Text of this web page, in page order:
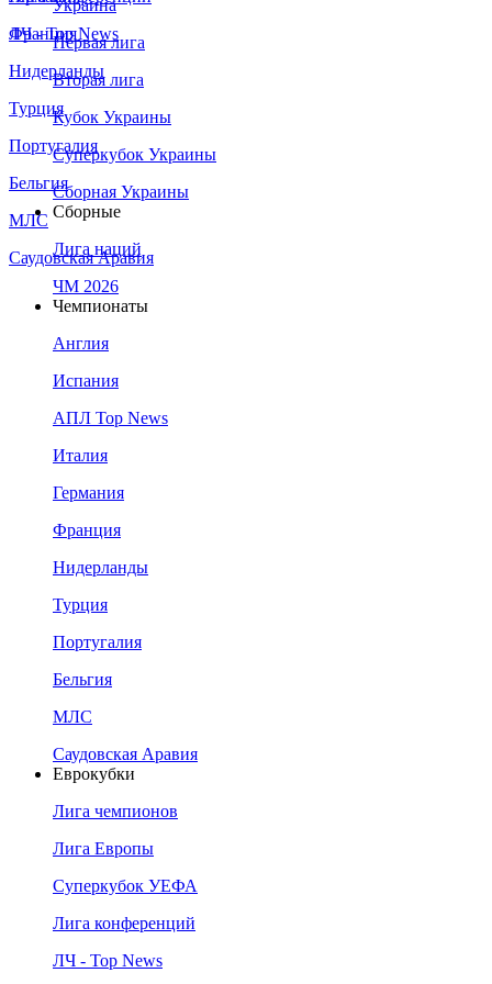
Франция
Нидерланды
Турция
Португалия
Бельгия
МЛС
Саудовская Аравия
ЛЧ - Top News
Украина
Первая лига
Вторая лига
Кубок Украины
Суперкубок Украины
Сборная Украины
Сборные
Лига наций
ЧМ 2026
Чемпионаты
Англия
Испания
АПЛ Top News
Италия
Германия
Франция
Нидерланды
Турция
Португалия
Бельгия
МЛС
Саудовская Аравия
Еврокубки
Лига чемпионов
Лига Европы
Суперкубок УЕФА
Лига конференций
ЛЧ - Top News